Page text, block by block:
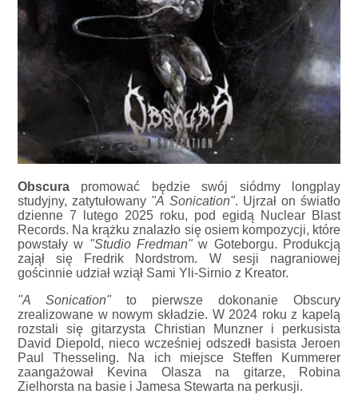
Obscura promować będzie swój siódmy longplay
studyjny, zatytułowany "A Sonication". Ujrzał on światło
dzienne 7 lutego 2025 roku, pod egidą Nuclear Blast
Records. Na krążku znalazło się osiem kompozycji, które
powstały w "Studio Fredman"w Goteborgu. Produkcją
zajął się Fredrik Nordstrom. W sesji nagraniowej
gościnnie udział wziął Sami Yli-Sirnio z Kreator.
"A Sonication"to pierwsze dokonanie Obscury
zrealizowane w nowym składzie. W 2024 roku z kapelą
rozstali się gitarzysta Christian Munzner i perkusista
David Diepold, nieco wcześniej odszedł basista Jeroen
Paul Thesseling. Na ich miejsce Steffen Kummerer
zaangażował Kevina Olasza na gitarze, Robina
Zielhorsta na basie i Jamesa Stewarta na perkusji.